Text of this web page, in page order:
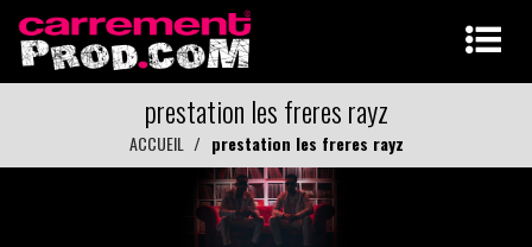
prestation les freres rayz
ACCUEIL prestation les freres rayz